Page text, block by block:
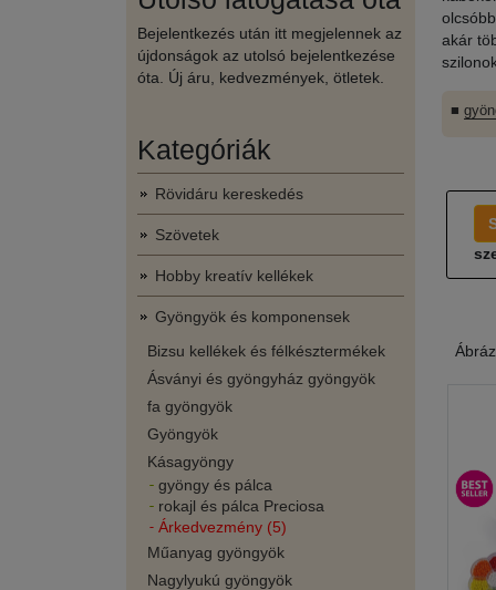
Bejelentkezés után itt megjelennek az
újdonságok az utolsó bejelentkezése
óta. Új áru, kedvezmények, ötletek.
Kategóriák
Rövidáru kereskedés
Szövetek
Hobby kreatív kellékek
Gyöngyök és komponensek
Bizsu kellékek és félkésztermékek
Ásványi és gyöngyház gyöngyök
fa gyöngyök
Gyöngyök
Kásagyöngy
gyöngy és pálca
rokajl és pálca Preciosa
Árkedvezmény (5)
Műanyag gyöngyök
Nagylyukú gyöngyök
akár
■